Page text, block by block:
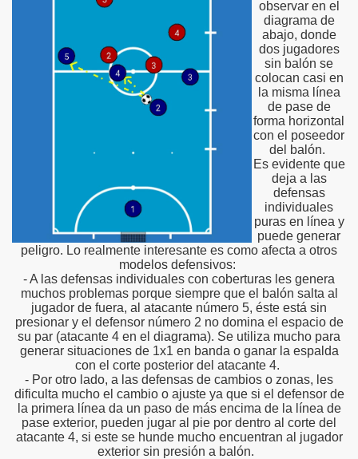
observar en el
diagrama de
abajo, donde
dos jugadores
sin balón se
colocan casi en
la misma línea
de pase de
forma horizontal
con el poseedor
del balón.
Es evidente que
deja a las
defensas
individuales
puras en línea y
puede generar
peligro. Lo realmente interesante es como afecta a otros
modelos defensivos:
- A las defensas individuales con coberturas les genera
muchos problemas porque siempre que el balón salta al
jugador de fuera, al atacante número 5, éste está sin
presionar y el defensor número 2 no domina el espacio de
su par (atacante 4 en el diagrama). Se utiliza mucho para
generar situaciones de 1x1 en banda o ganar la espalda
con el corte posterior del atacante 4.
- Por otro lado, a las defensas de cambios o zonas, les
dificulta mucho el cambio o ajuste ya que si el defensor de
la primera línea da un paso de más encima de la línea de
pase exterior, pueden jugar al pie por dentro al corte del
atacante 4, si este se hunde mucho encuentran al jugador
exterior sin presión a balón.